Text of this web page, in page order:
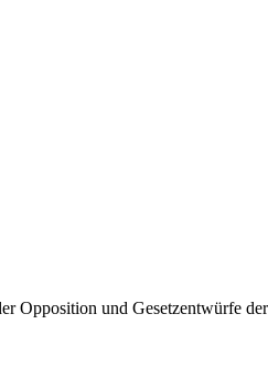
Opposition und Gesetzentwürfe